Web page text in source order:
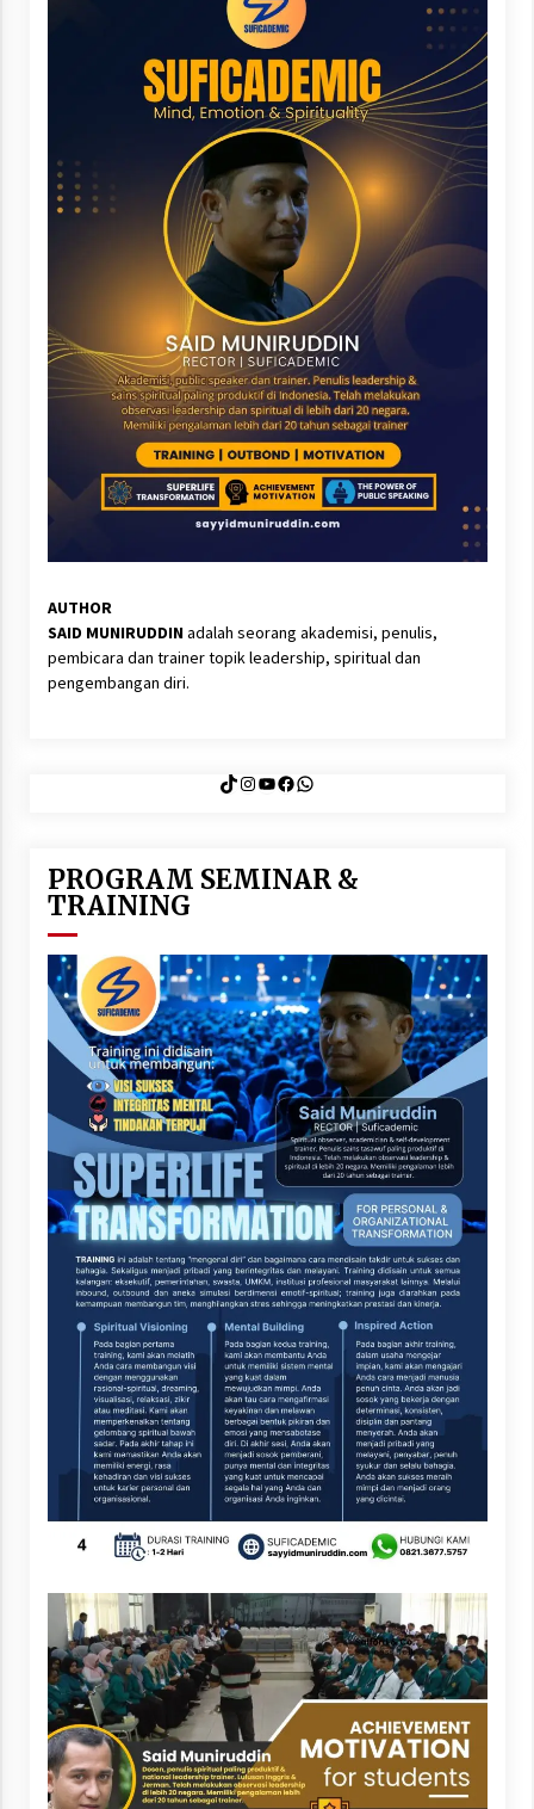
AUTHOR
SAID MUNIRUDDINadalah seorang akademisi, penulis,
pembicara dan trainer topik leadership, spiritual dan
pengembangan diri.
TikTok
Instagram
YouTube
Facebook
WhatsApp
PROGRAM SEMINAR &
TRAINING